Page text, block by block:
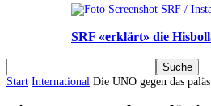
SRF «erklärt» die
Start International Die UNO gegen das